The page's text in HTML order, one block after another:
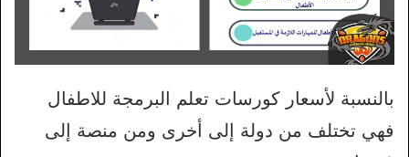
بالنسبة لأسعار كورسات تعلم البرمجة للاطفال
فهي تختلف من دولة إلى أخرى ومن منصة إلى